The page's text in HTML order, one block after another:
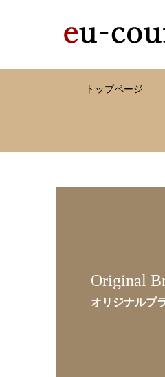
トップページ
Original
オリジナルブ